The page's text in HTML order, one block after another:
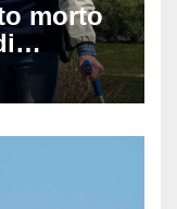
morto